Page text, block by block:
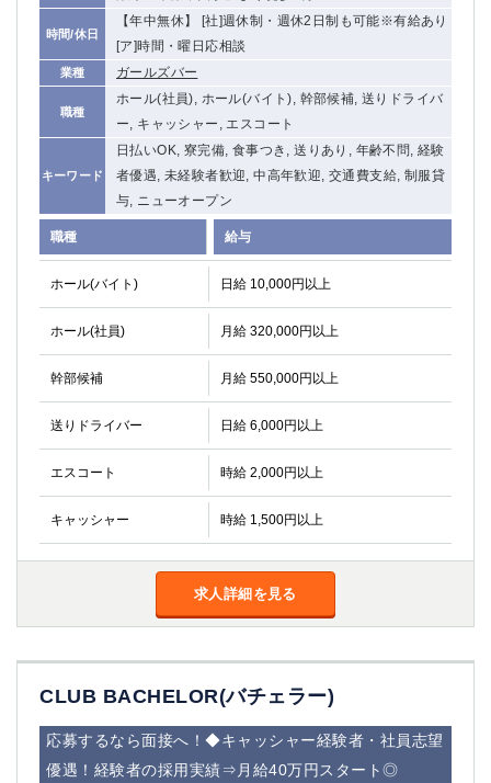
時間/休日
【年中無休】 [社]週休制・週休2日制も可能※有給あり
[ア]時間・曜日応相談
業種 ガールズバー
職種
ホール(社員), ホール(バイト), 幹部候補, 送りドライバ
ー, キャッシャー, エスコート
キーワード
日払いOK, 寮完備, 食事つき, 送りあり, 年齢不問, 経験
者優遇, 未経験者歓迎, 中高年歓迎, 交通費支給, 制服貸
与, ニューオープン
職種 給与
ホール(バイト) 日給 10,000円以上
ホール(社員) 月給 320,000円以上
幹部候補 月給 550,000円以上
送りドライバー 日給 6,000円以上
エスコート 時給 2,000円以上
キャッシャー 時給 1,500円以上
求人詳細を見る
CLUB BACHELOR(バチェラー)
応募するなら面接へ！◆キャッシャー経験者・社員志望
優遇！経験者の採用実績⇒月給40万円スタート◎